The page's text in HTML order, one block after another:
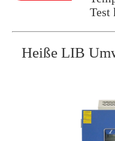
Test
Heiße LIB